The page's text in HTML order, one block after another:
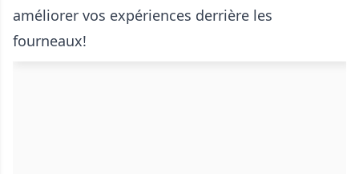
améliorer vos expériences derrière les
fourneaux!